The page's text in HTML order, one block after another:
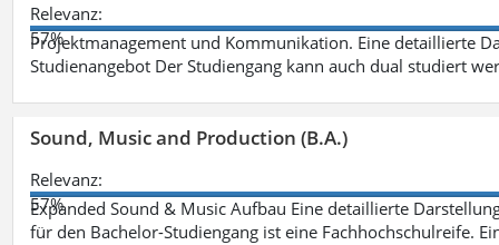
Relevanz:
57%
Projektmanagement und Kommunikation. Eine detaillierte
Studienangebot Der Studiengang kann auch dual studiert
Sound, Music and Production (B.A.)
Relevanz:
57%
Expanded Sound & Music Aufbau Eine detaillierte
für den Bachelor-Studiengang ist eine Fachhochschulreife.